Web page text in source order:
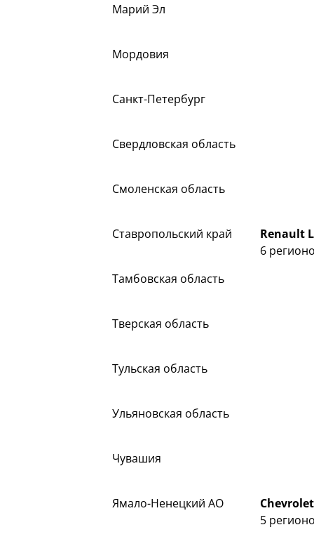
Марий Эл
Мордовия
Санкт-Петербург
Свердловская область
Смоленская область
Ставропольский край
Тамбовская область
Тверская область
Тульская область
Ульяновская область
Чувашия
Ямало-Ненецкий AO
Renault
6
5